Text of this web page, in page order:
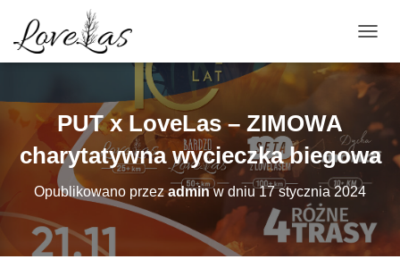
PUT x LoveLas – ZIMOWA
charytatywna wycieczka biegowa
Opublikowano przezadminw dniu17 stycznia 2024